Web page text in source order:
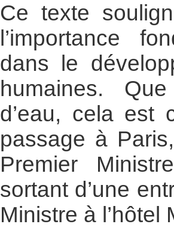
Ce texte
l’importance
dans le
humaines.
d’eau, cela est
passage à
Premier
sortant d’une
Ministre à l’hôtel